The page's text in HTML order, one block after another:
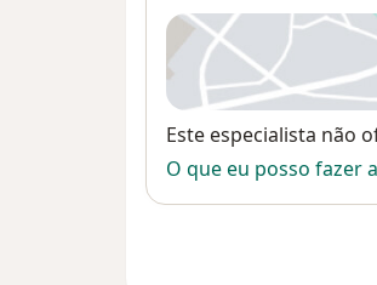
Disponibilidade
Este especialista não
O que eu posso fazer